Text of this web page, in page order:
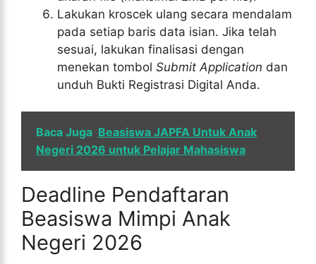
Lakukan kroscek ulang secara mendalam
pada setiap baris data isian. Jika telah
sesuai, lakukan finalisasi dengan
menekan tombol Submit Application dan
unduh Bukti Registrasi Digital Anda.
Baca Juga Beasiswa JAPFA Untuk Anak
Negeri 2026 untuk Pelajar Mahasiswa
Deadline Pendaftaran
Beasiswa Mimpi Anak
Negeri 2026